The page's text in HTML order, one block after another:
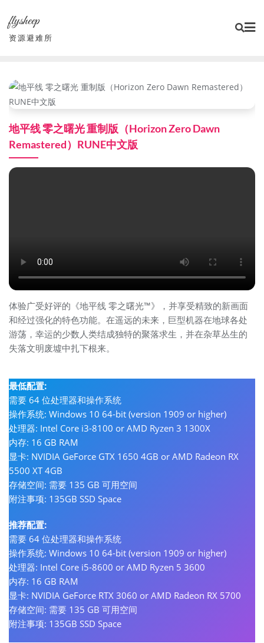
content
flysheep
资源避难所
地平线 零之曙光 重制版（Horizon Zero Dawn
Remastered）RUNE中文版
体验广受好评的《地平线 零之曙光™》，并享受精致的新画面
和经过强化的特色功能。在遥远的未来，巨型机器在地球各处
游荡，幸运的少数人类结成独特的聚落求生，并在杂草丛生的
失落文明废墟中扎下根来。
最低配置:
需要 64 位处理器和操作系统
操作系统: Windows 10 64-bit (version 1909 or higher)
处理器: Intel Core i3-8100 or AMD Ryzen 3 1300X
内存: 16 GB RAM
显卡: NVIDIA GeForce GTX 1650 4GB or AMD Radeon RX
5500 XT 4GB
存储空间: 需要 135 GB 可用空间
附注事项: 135GB SSD Space
推荐配置:
需要 64 位处理器和操作系统
操作系统: Windows 10 64-bit (version 1909 or higher)
处理器: Intel Core i5-8600 or AMD Ryzen 5 3600
内存: 16 GB RAM
显卡: NVIDIA GeForce RTX 3060 or AMD Radeon RX 5700
存储空间: 需要 135 GB 可用空间
附注事项: 135GB SSD Space